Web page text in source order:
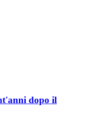
dopo il